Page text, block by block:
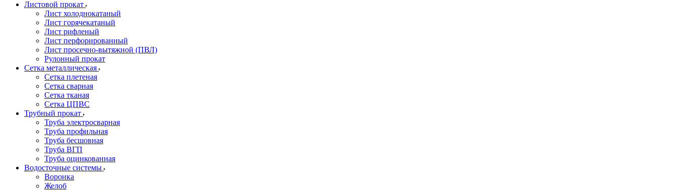
Листовой прокат
Лист холоднокатаный
Лист горячекатаный
Лист рифленый
Лист перфорированный
Лист просечно-вытяжной (ПВЛ)
Рулонный прокат
Сетка металлическая
Сетка плетеная
Сетка сварная
Сетка тканая
Сетка ЦПВС
Трубный прокат
Труба электросварная
Труба профильная
Труба бесшовная
Труба ВГП
Труба оцинкованная
Водосточные системы
Воронка
Желоб